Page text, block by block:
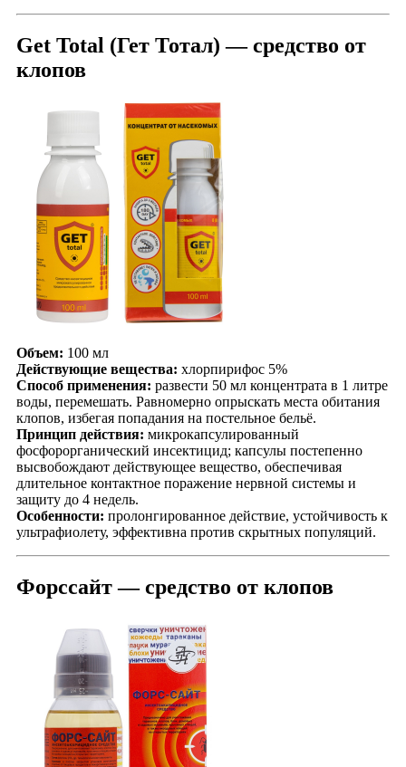
Get Total (Гет Тотал) — средство от
клопов
Объем: 100 мл
Действующие вещества: хлорпирифос 5%
Способ применения: развести 50 мл концентрата в 1 литре
воды, перемешать. Равномерно опрыскать места обитания
клопов, избегая попадания на постельное бельё.
Принцип действия: микрокапсулированный
фосфорорганический инсектицид; капсулы постепенно
высвобождают действующее вещество, обеспечивая
длительное контактное поражение нервной системы и
защиту до 4 недель.
Особенности: пролонгированное действие, устойчивость к
ультрафиолету, эффективна против скрытных популяций.
Форссайт — средство от клопов